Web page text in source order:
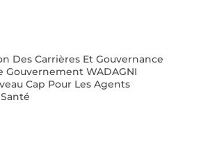
Des Carrières Et Gouvernance
Gouvernement WADAGNI
Cap Pour Les Agents